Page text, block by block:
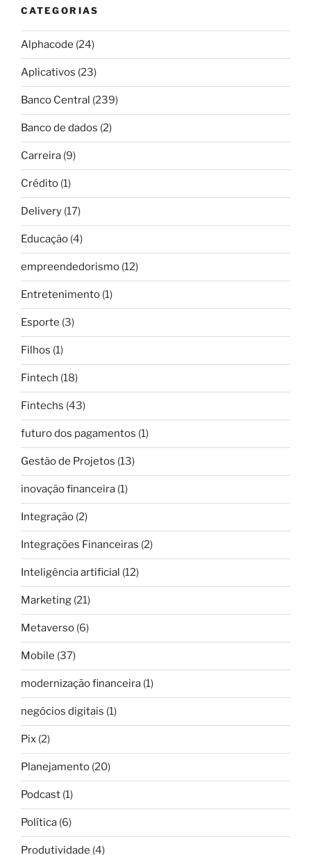
CATEGORIAS
Alphacode (24)
Aplicativos (23)
Banco Central (239)
Banco de dados (2)
Carreira (9)
Crédito (1)
Delivery (17)
Educação (4)
empreendedorismo (12)
Entretenimento (1)
Esporte (3)
Filhos (1)
Fintech (18)
Fintechs (43)
futuro dos pagamentos (1)
Gestão de Projetos (13)
inovação financeira (1)
Integração (2)
Integrações Financeiras (2)
Inteligência artificial (12)
Marketing (21)
Metaverso (6)
Mobile (37)
modernização financeira (1)
negócios digitais (1)
Pix (2)
Planejamento (20)
Podcast (1)
Política (6)
Produtividade (4)